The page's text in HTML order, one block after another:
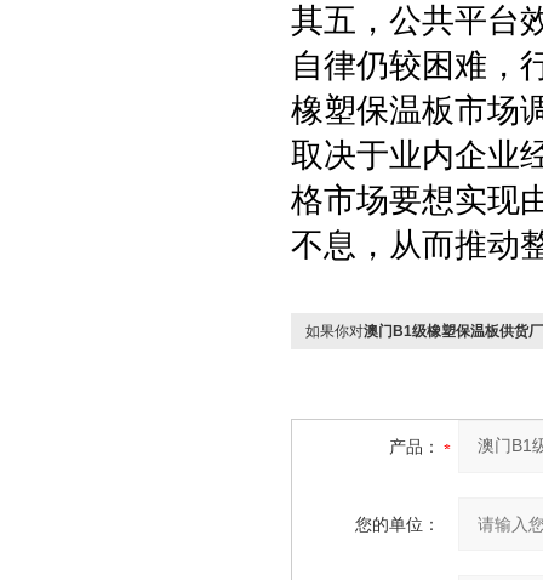
其五，公共平台
自律仍较困难，
橡塑保温板市场
取决于业内企业
格市场要想实现
不息，从而推动
如果你对澳门B1级橡塑保温板供货
产品：
您的单位：